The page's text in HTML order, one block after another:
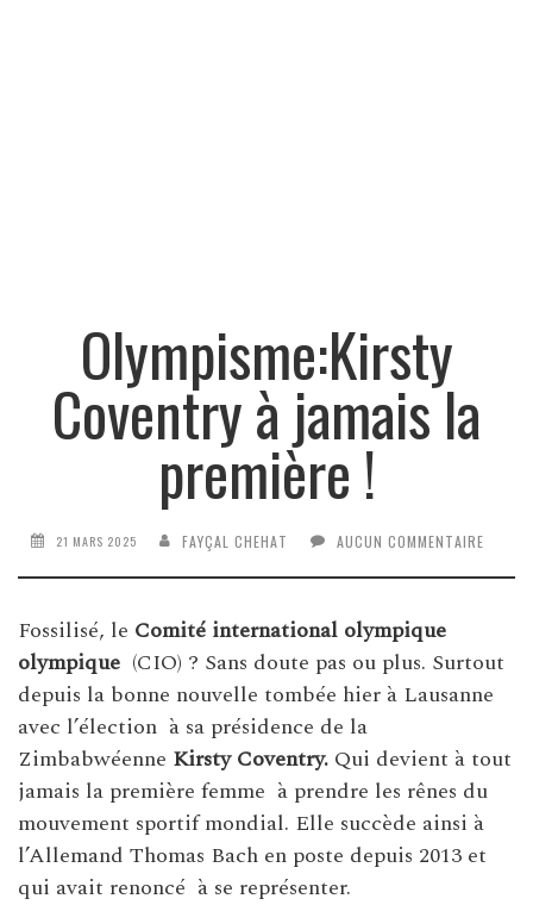
Olympisme:Kirsty
Coventry à jamais la
première !
21 MARS 2025 FAYÇAL CHEHAT AUCUN COMMENTAIRE
Fossilisé, le Comité international olympique
olympique (CIO) ? Sans doute pas ou plus. Surtout
depuis la bonne nouvelle tombée hier à Lausanne
avec l’élection à sa présidence de la
Zimbabwéenne Kirsty Coventry. Qui devient à tout
jamais la première femme à prendre les rênes du
mouvement sportif mondial. Elle succède ainsi à
l’Allemand Thomas Bach en poste depuis 2013 et
qui avait renoncé à se représenter.